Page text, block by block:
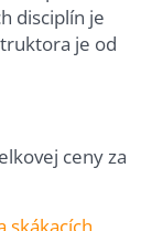
disciplín je
je od
ceny za